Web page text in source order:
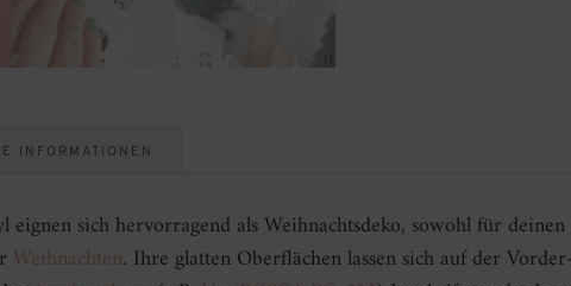
INFORMATIONEN
sich hervorragend als Weihnachtsdeko, sowohl für
Weihnachten. Ihre glatten Oberflächen lassen sich auf der